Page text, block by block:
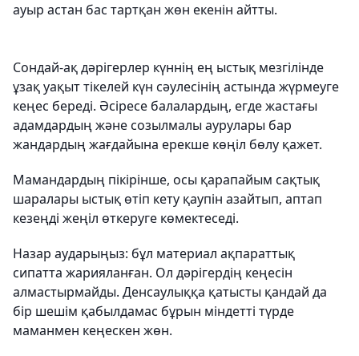
ауыр астан бас тартқан жөн екенін айтты.
Сондай-ақ дәрігерлер күннің ең ыстық мезгілінде
ұзақ уақыт тікелей күн сәулесінің астында жүрмеуге
кеңес береді. Әсіресе балалардың, егде жастағы
адамдардың және созылмалы аурулары бар
жандардың жағдайына ерекше көңіл бөлу қажет.
Мамандардың пікірінше, осы қарапайым сақтық
шаралары ыстық өтіп кету қаупін азайтып, аптап
кезеңді жеңіл өткеруге көмектеседі.
Назар аударыңыз: бұл материал ақпараттық
сипатта жарияланған. Ол дәрігердің кеңесін
алмастырмайды. Денсаулыққа қатысты қандай да
бір шешім қабылдамас бұрын міндетті түрде
маманмен кеңескен жөн.